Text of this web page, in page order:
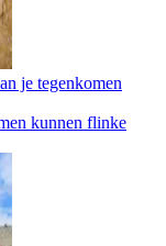
je tegenkomen
kunnen flinke